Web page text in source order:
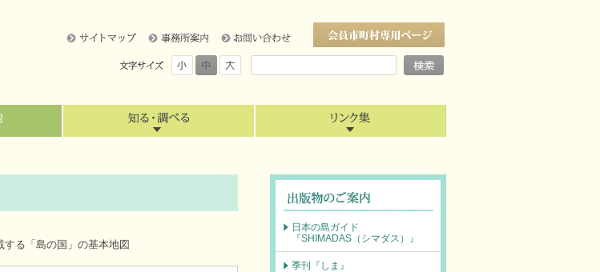
る「島の国」の基本地図
日本の島ガイド
『SHIMADAS（シマダス）』
季刊『しま』